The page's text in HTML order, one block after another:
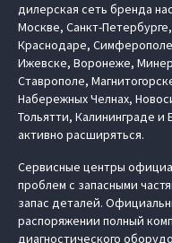
дилерская сеть бренда
Москве, Санкт-
Краснодаре,
Ижевске, Воронеже,
Ставрополе,
Набережных Челнах,
Тольятти, Калининграде и
активно расширяться.
Сервисные центры
проблем с запасными
запас деталей.
распоряжении полный
диагностического